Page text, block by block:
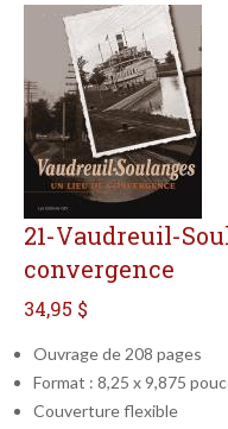
21-Vaudreuil-
convergence
34,95 $
Ouvrage de 208 pages
Format : 8,25 x 9,875
Couverture flexible